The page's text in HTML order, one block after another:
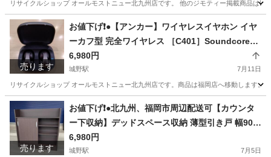
リサイクルショップ オールモストニュー北九州店です。 他のジモティー掲載商品は
福岡 北九州市 その他 仮予約
売ります
お値下げ❗️●【アンカー】ワイヤレスイヤホン イヤ
ーカフ型 完全ワイヤレス ［C401］Soundcore
【３ヶ月保証】北九州、福岡市限定
6,980円
城野駅 7月11日
リサイクルショップ オールモストニュー北九州店です。商品は福岡店へ移動します
福岡 北九州市 城野駅 オーディオ 商品
売ります
お値下げ❗️●北九州、福岡市周辺配送可【カウンタ
ー下収納】デッドスペース収納 薄型引き戸 幅90c
m 【配達に設置込み】💳自社配送時🌟代引き可💳
※現金、クレジット、スマホ決済対応※ 【配達は
6,980円
城野駅 7月5日